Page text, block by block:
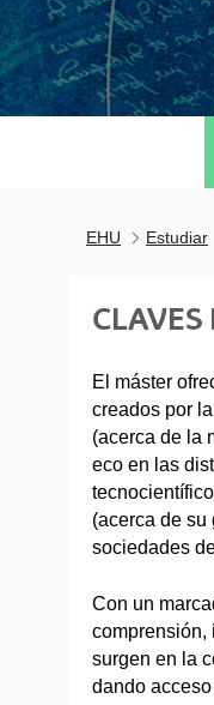
EHU Estudiar
CLAVES
El máster
creados por
(acerca de la
eco en las
(acerca de su
sociedades
Con un
comprensión,
surgen en la
dando